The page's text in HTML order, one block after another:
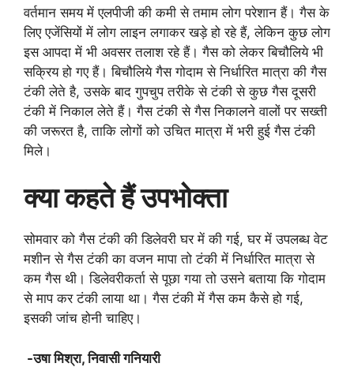
वर्तमान समय में एलपीजी की कमी से तमाम लोग परेशान हैं। गैस के
लिए एजेंसियों में लोग लाइन लगाकर खड़े हो रहे हैं, लेकिन कुछ लोग
इस आपदा में भी अवसर तलाश रहे हैं। गैस को लेकर बिचौलिये भी
सक्रिय हो गए हैं। बिचौलिये गैस गोदाम से निर्धारित मात्रा की गैस
टंकी लेते है, उसके बाद गुपचुप तरीके से टंकी से कुछ गैस दूसरी
टंकी में निकाल लेते हैं। गैस टंकी से गैस निकालने वालों पर सख्ती
की जरूरत है, ताकि लोगों को उचित मात्रा में भरी हुई गैस टंकी
मिले।
क्या कहते हैं उपभोक्ता
सोमवार को गैस टंकी की डिलेवरी घर में की गई, घर में उपलब्ध वेट
मशीन से गैस टंकी का वजन मापा तो टंकी में निर्धारित मात्रा से
कम गैस थी। डिलेवरीकर्ता से पूछा गया तो उसने बताया कि गोदाम
से माप कर टंकी लाया था। गैस टंकी में गैस कम कैसे हो गई,
इसकी जांच होनी चाहिए।
-उषा मिश्रा, निवासी गनियारी